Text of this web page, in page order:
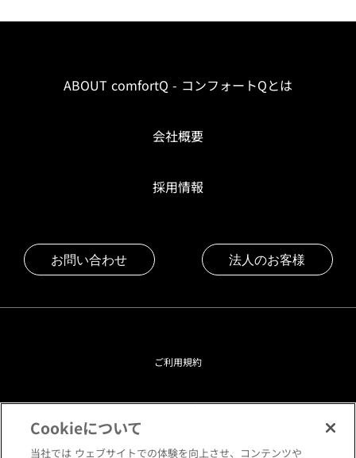
ABOUT comfortQ - コンフォートQとは
会社概要
採用情報
お問い合わせ 法人のお客様
ご利用規約
プライバシーポリシー
クッキーポリシー
Cookieについて
当社では ウェブサイトでの体験を向上させ、コンテンツや